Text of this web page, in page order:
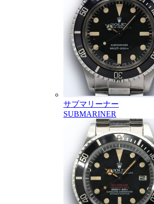
サブマリーナー
SUBMARINER